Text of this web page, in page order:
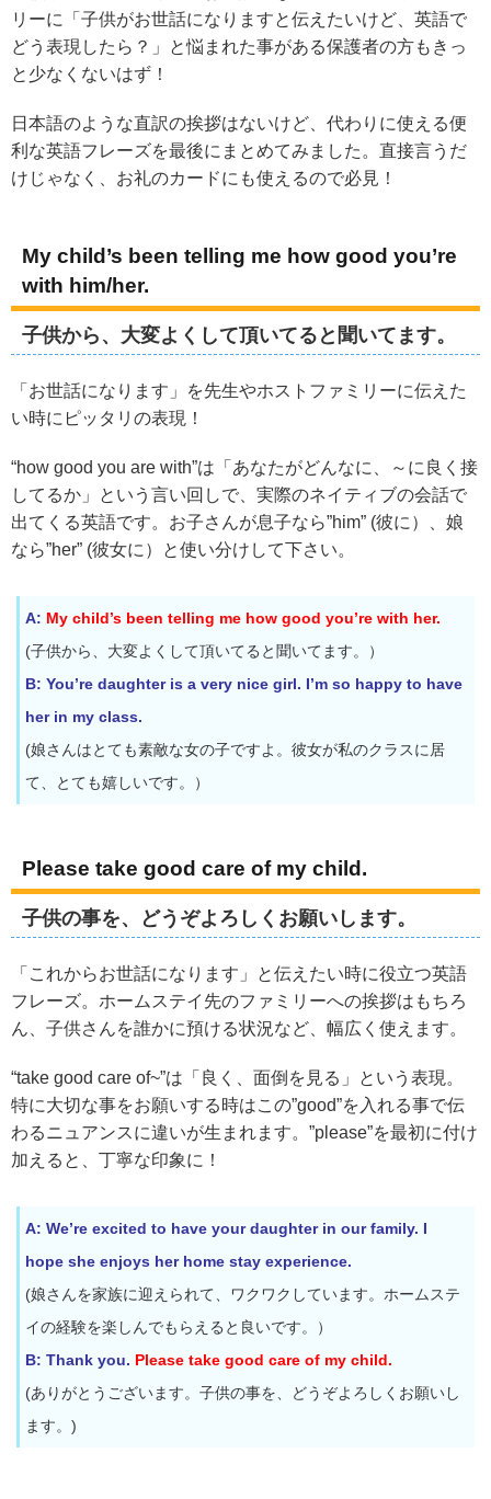
リーに「子供がお世話になりますと伝えたいけど、英語で
どう表現したら？」と悩まれた事がある保護者の方もきっ
と少なくないはず！
日本語のような直訳の挨拶はないけど、代わりに使える便
利な英語フレーズを最後にまとめてみました。直接言うだ
けじゃなく、お礼のカードにも使えるので必見！
My child’s been telling me how good you’re
with him/her.
子供から、大変よくして頂いてると聞いてます。
「お世話になります」を先生やホストファミリーに伝えた
い時にピッタリの表現！
“how good you are with”は「あなたがどんなに、～に良く接
してるか」という言い回しで、実際のネイティブの会話で
出てくる英語です。お子さんが息子なら”him” (彼に）、娘
なら”her” (彼女に）と使い分けして下さい。
A: My child’s been telling me how good you’re with her.
(子供から、大変よくして頂いてると聞いてます。）
B: You’re daughter is a very nice girl. I’m so happy to have
her in my class.
(娘さんはとても素敵な女の子ですよ。彼女が私のクラスに居
て、とても嬉しいです。）
Please take good care of my child.
子供の事を、どうぞよろしくお願いします。
「これからお世話になります」と伝えたい時に役立つ英語
フレーズ。ホームステイ先のファミリーへの挨拶はもちろ
ん、子供さんを誰かに預ける状況など、幅広く使えます。
“take good care of~”は「良く、面倒を見る」という表現。
特に大切な事をお願いする時はこの”good”を入れる事で伝
わるニュアンスに違いが生まれます。”please”を最初に付け
加えると、丁寧な印象に！
A: We’re excited to have your daughter in our family. I
hope she enjoys her home stay experience.
(娘さんを家族に迎えられて、ワクワクしています。ホームステ
イの経験を楽しんでもらえると良いです。）
B: Thank you. Please take good care of my child.
(ありがとうございます。子供の事を、どうぞよろしくお願いし
ます。)